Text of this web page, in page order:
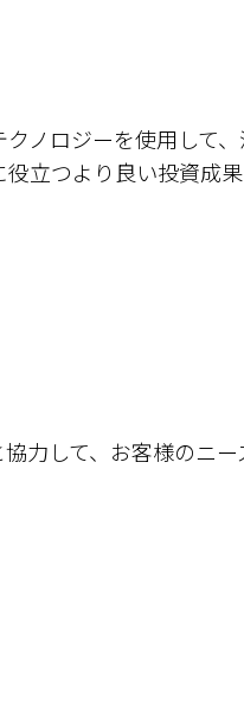
ノロジーを使用して
立つより良い投資成
力して、お客様のニ